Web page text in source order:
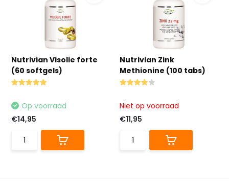
Nutrivian Visolie forte
(60 softgels)
Op voorraad
€14,95
Nutrivian Zink
Methionine (100 tabs)
Niet op voorraad
€11,95